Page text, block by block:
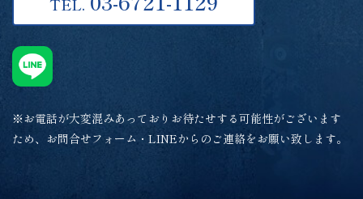
TEL.
※お電話が大変混みあっておりお待たせする可能性がございます
ため、お問合せフォーム・LINEからのご連絡をお願い致します。